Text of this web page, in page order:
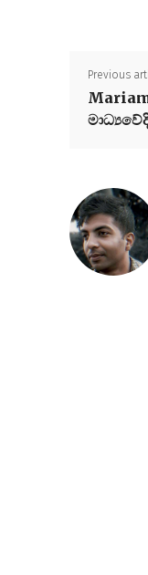
Previous